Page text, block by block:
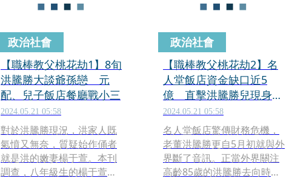
政治社會
【職棒教父桃花劫1】8旬
洪騰勝大談爺孫戀 元
配、兒子飯店餐廳戰小三
2024.05.21 05:58
對於洪騰勝現況，洪家人既
氣憤又無奈，質疑始作俑者
就是洪的嫩妻楊于萱。本刊
調查，八年級生的楊于萱，
政治社會
【職棒教父桃花劫2】名
人堂飯店資金缺口近5
億 直擊洪騰勝兒現身父
親神隱處
2024.05.21 05:58
名人堂飯店驚傳財務危機，
老董洪騰勝更自5月初就與外
界斷了音訊。正當外界關注
高齡85歲的洪騰勝去向時，